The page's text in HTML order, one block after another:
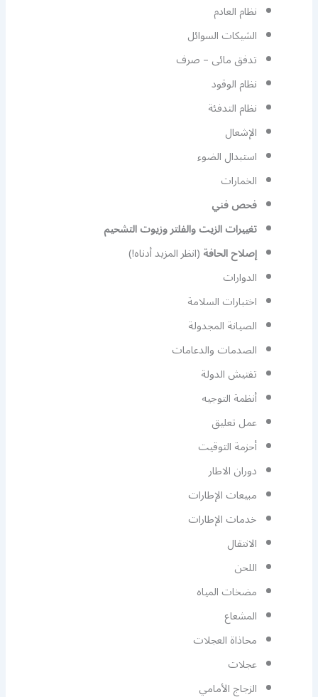
نظام العادم
الشيكات السوائل
تدفق مائى – صرف
نظام الوقود
نظام التدفئة
الإشعال
استبدال الضوء
الخمارات
فحص فني
تغييرات الزيت والفلتر وزيوت التشحيم
إصلاح الحافة(انظر المزيد أدناه!)
الدوارات
اختبارات السلامة
الصيانة المجدولة
الصدمات والدعامات
تفتيش الدولة
أنظمة التوجيه
عمل تعليق
أحزمة التوقيت
دوران الاطار
مبيعات الإطارات
خدمات الإطارات
الانتقال
اللحن
مضخات المياه
المشعاع
محاذاة العجلات
عجلات
الزجاج الأمامي